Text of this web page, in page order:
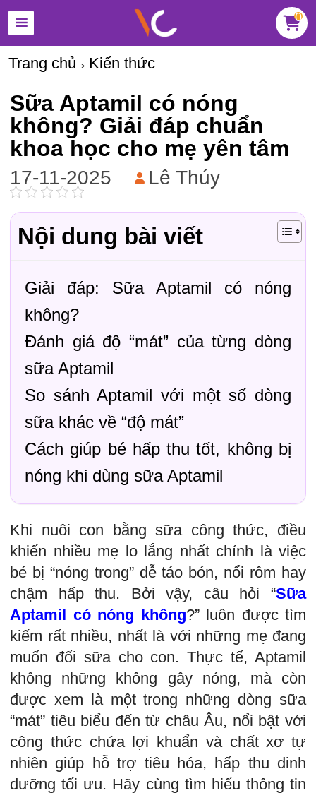
0
Trang chủ Kiến thức
Sữa Aptamil có nóng
không? Giải đáp chuẩn
khoa học cho mẹ yên tâm
17-11-2025 Lê Thúy
Nội dung bài viết
Giải đáp: Sữa Aptamil có nóng
không?
Đánh giá độ “mát” của từng dòng
sữa Aptamil
So sánh Aptamil với một số dòng
sữa khác về “độ mát”
Cách giúp bé hấp thu tốt, không bị
nóng khi dùng sữa Aptamil
Khi nuôi con bằng sữa công thức, điều
khiến nhiều mẹ lo lắng nhất chính là việc
bé bị “nóng trong” dễ táo bón, nổi rôm hay
chậm hấp thu. Bởi vậy, câu hỏi “Sữa
Aptamil có nóng không?” luôn được tìm
kiếm rất nhiều, nhất là với những mẹ đang
muốn đổi sữa cho con. Thực tế, Aptamil
không những không gây nóng, mà còn
được xem là một trong những dòng sữa
“mát” tiêu biểu đến từ châu Âu, nổi bật với
công thức chứa lợi khuẩn và chất xơ tự
nhiên giúp hỗ trợ tiêu hóa, hấp thu dinh
dưỡng tối ưu. Hãy cùng tìm hiểu thông tin